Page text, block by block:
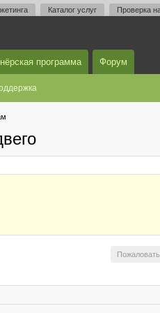
Каталог услуг Проверка
программа Форум